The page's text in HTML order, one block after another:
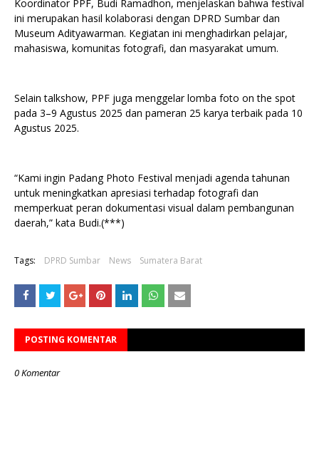
Koordinator PPF, Budi Ramadhon, menjelaskan bahwa festival
ini merupakan hasil kolaborasi dengan DPRD Sumbar dan
Museum Adityawarman. Kegiatan ini menghadirkan pelajar,
mahasiswa, komunitas fotografi, dan masyarakat umum.
Selain talkshow, PPF juga menggelar lomba foto on the spot
pada 3–9 Agustus 2025 dan pameran 25 karya terbaik pada 10
Agustus 2025.
“Kami ingin Padang Photo Festival menjadi agenda tahunan
untuk meningkatkan apresiasi terhadap fotografi dan
memperkuat peran dokumentasi visual dalam pembangunan
daerah,” kata Budi.(***)
Tags: DPRD Sumbar News Sumatera Barat
POSTING KOMENTAR
0 Komentar